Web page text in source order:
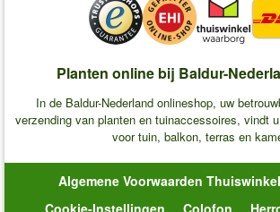
Planten online bij Baldur-
In de Baldur-Nederland onlineshop, uw
verzending van planten en tuinaccessoires, vindt
voor tuin, balkon, terras en
Algemene Voorwaarden Thuiswinkel
Cookie-Instellingen
Colofon